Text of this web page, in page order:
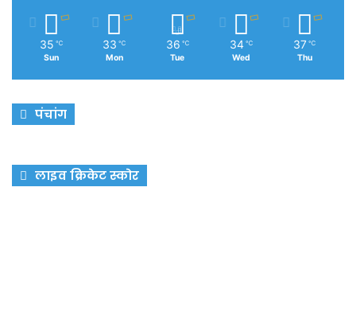
35 ℃
Sun
33 ℃
Mon
36 ℃
Tue
34 ℃
Wed
37 ℃
Thu
पंचांग
लाइव क्रिकेट स्कोर